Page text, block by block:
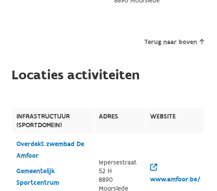
Terug naar boven
Locaties activiteiten
INFRASTRUCTUUR
(SPORTDOMEIN)
ADRES WEBSITE
Overdekt zwembad De
Amfoor
Gemeentelijk
Sportcentrum
Iepersestraat
52 H
8890
Moorslede
www.amfoor.be/